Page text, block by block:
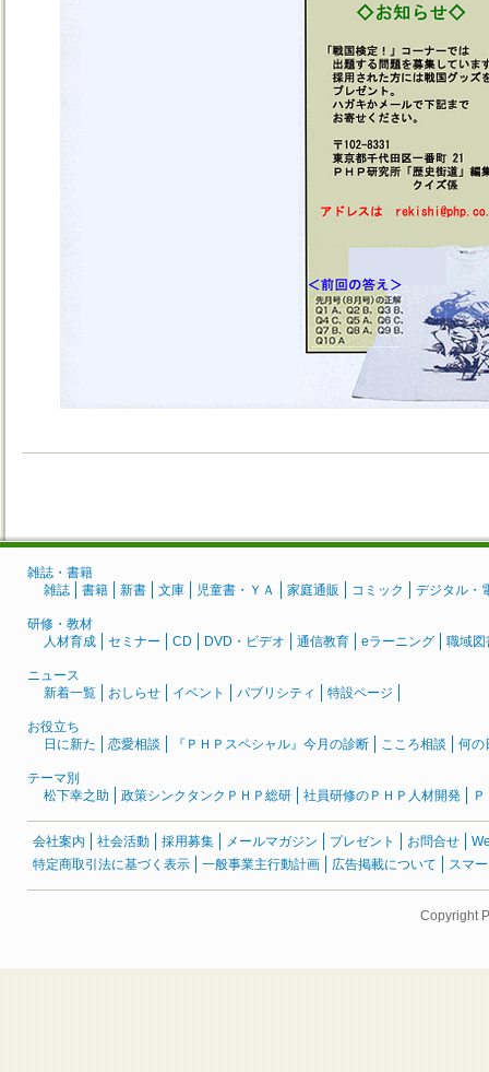
雑誌・書籍
雑誌
書籍 新書 文庫 児童書・ＹＡ 家庭通販 コミック デジタル・
研修・教材
人材育成
セミナー CD DVD・ビデオ 通信教育 eラーニング 職域図
ニュース
新着一覧
おしらせ イベント パブリシティ 特設ページ
お役立ち
日に新た
恋愛相談 『ＰＨＰスペシャル』今月の診断 こころ相談 何の
テーマ別
松下幸之助
政策シンクタンクＰＨＰ総研 社員研修のＰＨＰ人材開発
会社案内 社会活動 採用募集 メールマガジン プレゼント お問合せ
特定商取引法に基づく表示
一般事業主行動計画 広告掲載について スマ
Copyright